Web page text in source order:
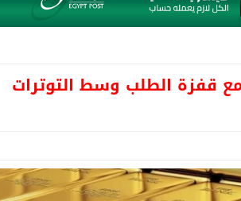
يحطم الأرقام القياسية في 2025 مع قفزة الطلب وسط التوترات